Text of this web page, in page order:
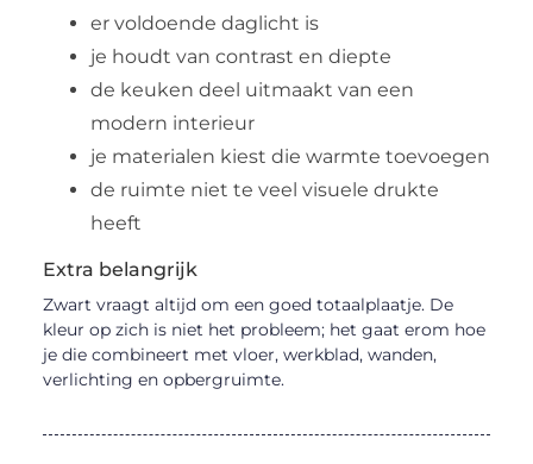
er voldoende daglicht is
je houdt van contrast en diepte
de keuken deel uitmaakt van een
modern interieur
je materialen kiest die warmte toevoegen
de ruimte niet te veel visuele drukte
heeft
Extra belangrijk
Zwart vraagt altijd om een goed totaalplaatje. De
kleur op zich is niet het probleem; het gaat erom hoe
je die combineert met vloer, werkblad, wanden,
verlichting en opbergruimte.